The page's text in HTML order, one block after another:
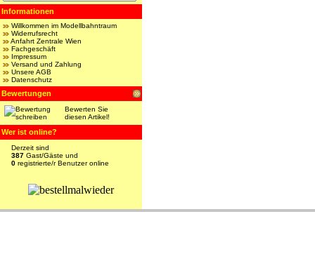
Informationen
Willkommen im Modellbahntraum
Widerrufsrecht
Anfahrt Zentrale Wien
Fachgeschäft
Impressum
Versand und Zahlung
Unsere AGB
Datenschutz
Bewertungen
Bewerten Sie
diesen Artikel!
Wer ist online?
Derzeit sind
387 Gast/Gäste und
0 registrierte/r Benutzer online